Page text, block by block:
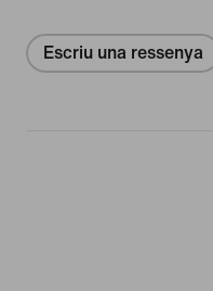
Escriu una ressenya